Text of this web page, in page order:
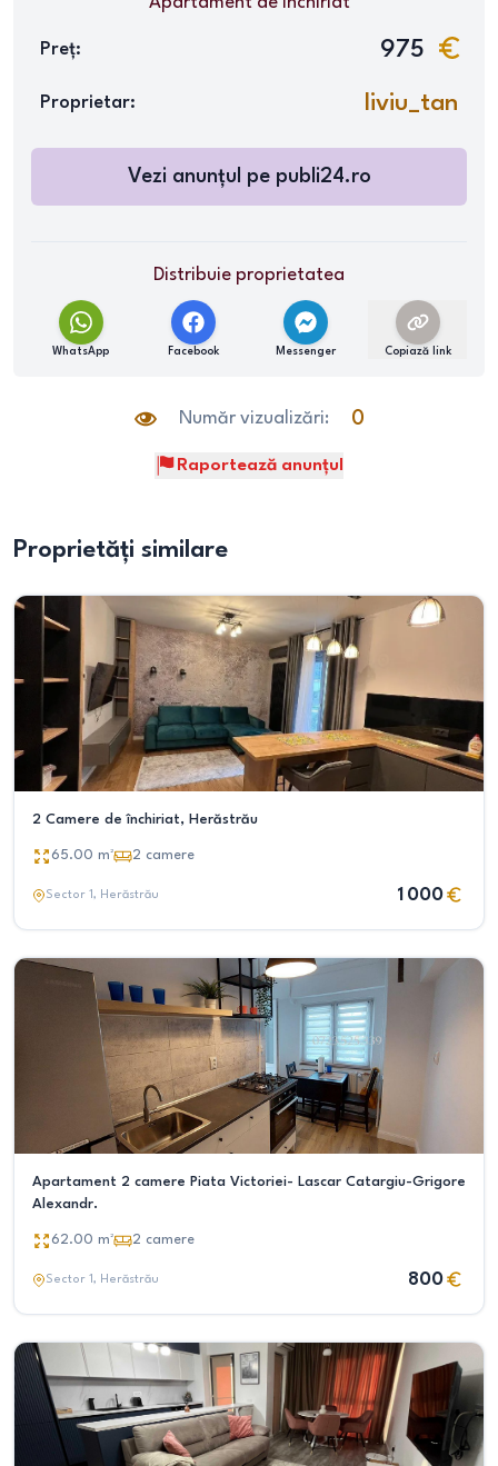
Preț: 975
Proprietar: liviu_tan
Vezi anunțul pe publi24.ro
Distribuie proprietatea
WhatsApp Facebook Messenger Copiază link
Număr vizualizări: 0
Raportează anunțul
Proprietăți similare
2 Camere de închiriat, Herăstrău
65.00 m² 2 camere
Sector 1, Herăstrău 1 000
Apartament 2 camere Piata Victoriei- Lascar Catargiu-Grigore
Alexandr.
62.00 m² 2 camere
Sector 1, Herăstrău 800